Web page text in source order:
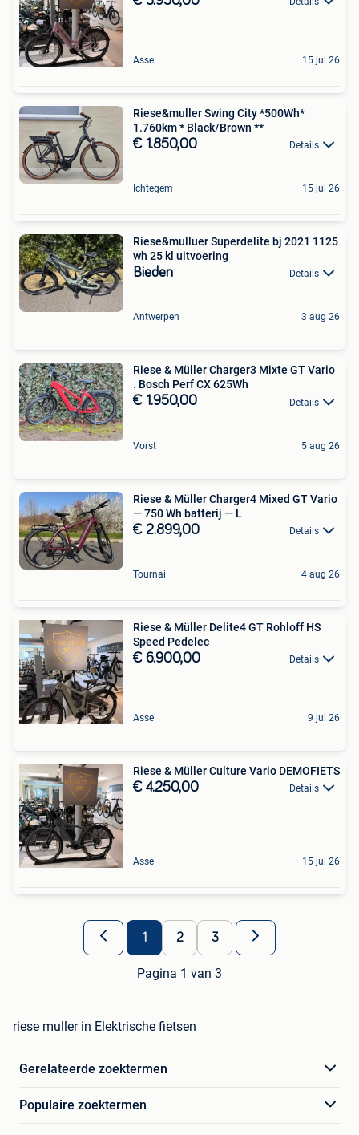
Asse 15 jul 26
Riese&muller Swing City *500Wh*
1.760km * Black/Brown **
€ 1.850,00 Details
Ichtegem 15 jul 26
Riese&mulluer Superdelite bj 2021 1125
wh 25 kl uitvoering
Bieden Details
Antwerpen 3 aug 26
Riese & Müller Charger3 Mixte GT Vario
. Bosch Perf CX 625Wh
€ 1.950,00 Details
Vorst 5 aug 26
Riese & Müller Charger4 Mixed GT Vario
— 750 Wh batterij — L
€ 2.899,00 Details
Tournai 4 aug 26
Riese & Müller Delite4 GT Rohloff HS
Speed Pedelec
€ 6.900,00 Details
Asse 9 jul 26
Riese & Müller Culture Vario DEMOFIETS
€ 4.250,00 Details
Asse 15 jul 26
1 2 3
Pagina 1 van 3
riese muller in Elektrische fietsen
Gerelateerde zoektermen
Populaire zoektermen